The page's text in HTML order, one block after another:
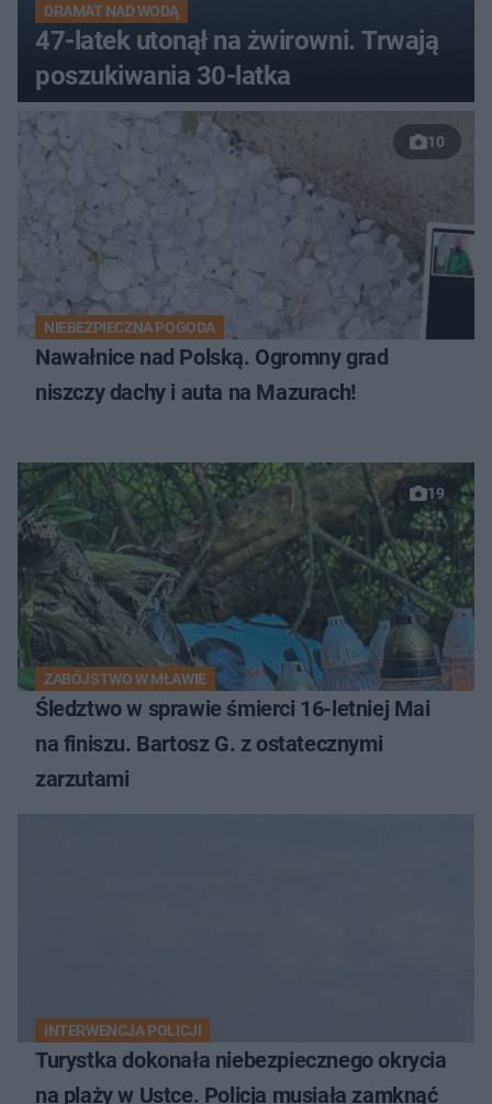
DRAMAT NAD WODĄ
47-latek utonął na żwirowni. Trwają
poszukiwania 30-latka
10
NIEBEZPIECZNA POGODA
Nawałnice nad Polską. Ogromny grad
niszczy dachy i auta na Mazurach!
19
ZABÓJSTWO W MŁAWIE
Śledztwo w sprawie śmierci 16-letniej Mai
na finiszu. Bartosz G. z ostatecznymi
zarzutami
INTERWENCJA POLICJI
Turystka dokonała niebezpiecznego okrycia
na plaży w Ustce. Policja musiała zamknąć